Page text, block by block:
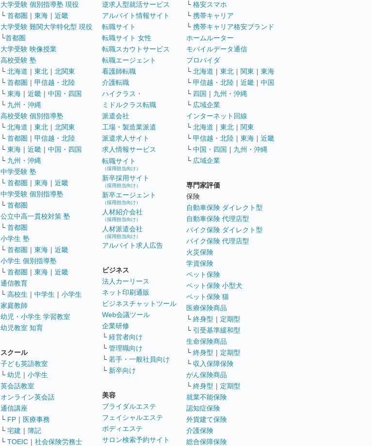
大学受験 個別指導塾 現役
└ 首都圏 ｜ 東海 ｜ 近畿
大学受験 難関大学特化型 現役
└首都圏
大学受験 映像授業
高校受験 塾
└ 北海道 ｜ 東北 ｜ 北関東
└ 首都圏 ｜ 甲信越・北陸
└ 東海 ｜ 近畿 ｜ 中国・四国
└ 九州・沖縄
高校受験 個別指導塾
└ 北海道 ｜ 東北 ｜ 北関東
└ 首都圏 ｜ 甲信越・北陸
└ 東海 ｜ 近畿 ｜ 中国・四国
└ 九州・沖縄
中学受験 塾
└ 首都圏 ｜ 東海 ｜ 近畿
中学受験 個別指導塾
└ 首都圏
公立中高一貫校対策 塾
└ 首都圏
小学生 塾
└ 首都圏 ｜ 東海 ｜ 近畿
小学生 個別指導塾
└ 首都圏 ｜ 東海 ｜ 近畿
通信教育
└ 高校生 ｜ 中学生 ｜ 小学生
家庭教師
幼児・小学生 学習教室
幼児教室 知育
スクール
子ども英語教室
└ 幼児 ｜ 小学生
英会話教室
オンライン英会話
通信講座
└ FP ｜ 医療事務
└ 宅建 ｜ 簿記
└ TOEIC ｜ 社会保険労務士
逆求人型就活サービス
アルバイト情報サイト
転職サイト
転職サイト 女性
転職スカウトサービス
転職エージェント
看護師転職
介護転職
ハイクラス・
ミドルクラス転職
派遣会社
工場・製造業派遣
派遣求人サイト
求人情報サービス
転職サイト
（採用担当向け）
新卒採用サイト
（採用担当向け）
新卒エージェント
（採用担当向け）
人材紹介会社
（採用担当向け）
人材派遣会社
（採用担当向け）
アルバイト求人広告
ビジネス
法人カーリース
ネット印刷通販
ビジネスチャットツール
Web会議ツール
企業研修
└ 経営者向け
└ 管理職向け
└ 若手・一般社員向け
└ 新卒向け
美容
ブライダルエステ
フェイシャルエステ
ボディエステ
サロン検索予約サイト
└ 格安スマホ
└ 携帯キャリア
└ 携帯キャリア格安ブランド
ホームルーター
モバイルデータ通信
プロバイダ
└ 北海道 ｜ 東北 ｜ 関東 ｜ 東海
└ 甲信越・北陸 ｜ 近畿 ｜ 中国
└ 四国 ｜ 九州・沖縄
└ 広域企業
インターネット回線
└ 北海道 ｜ 東北 ｜ 関東
└ 甲信越・北陸 ｜ 東海 ｜ 近畿
└ 中国・四国 ｜ 九州・沖縄
└ 広域企業
専門家評価
保険
自動車保険 ダイレクト型
自動車保険 代理店型
バイク保険 ダイレクト型
バイク保険 代理店型
火災保険
学資保険
ペット保険
ペット保険 小型犬
ペット保険 猫
医療保険商品
└ 終身型 ｜ 定期型
└ 引受基準緩和型
生命保険商品
└ 終身型 ｜ 定期型
└ 収入保障保険
がん保険商品
└ 終身型 ｜ 定期型
就業不能保険
認知症保険
外貨建て保険
介護保険
総合保障保険